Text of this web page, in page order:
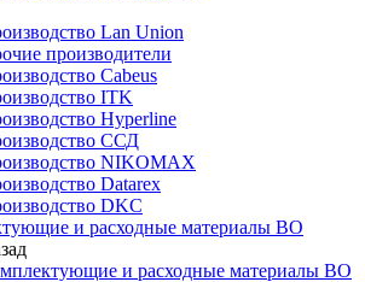
Lan Union
производители
Cabeus
ITK
Hyperline
ССД
NIKOMAX
Datarex
DKC
и расходные материалы ВО
и расходные материалы ВО